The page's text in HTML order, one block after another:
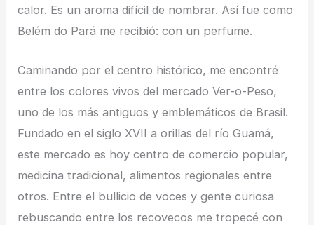
calor. Es un aroma difícil de nombrar. Así fue como
Belém do Pará me recibió: con un perfume.
Caminando por el centro histórico, me encontré
entre los colores vivos del mercado Ver-o-Peso,
uno de los más antiguos y emblemáticos de Brasil.
Fundado en el siglo XVII a orillas del río Guamá,
este mercado es hoy centro de comercio popular,
medicina tradicional, alimentos regionales entre
otros. Entre el bullicio de voces y gente curiosa
rebuscando entre los recovecos me tropecé con